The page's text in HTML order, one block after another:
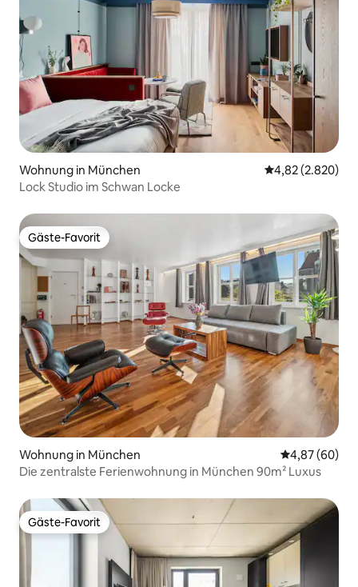
Wohnung in München
4,82 (2.820)
Lock Studio im Schwan Locke
Gäste-Favorit
Gäste-Favorit
Wohnung in München
4,87 (60)
Die zentralste Ferienwohnung in München 90m² Luxus
Gäste-Favorit
Gäste-Favorit